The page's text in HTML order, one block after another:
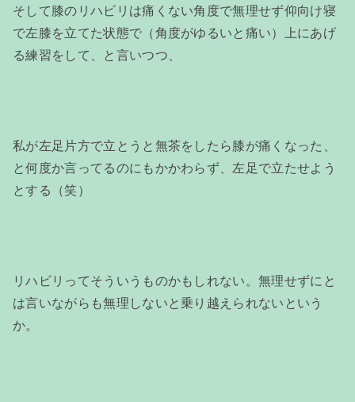
そして膝のリハビリは痛くない角度で無理せず仰向け寝
で左膝を立てた状態で（角度がゆるいと痛い）上にあげ
る練習をして、と言いつつ、
私が左足片方で立とうと無茶をしたら膝が痛くなった、
と何度か言ってるのにもかかわらず、左足で立たせよう
とする（笑）
リハビリってそういうものかもしれない。無理せずにと
は言いながらも無理しないと乗り越えられないという
か。